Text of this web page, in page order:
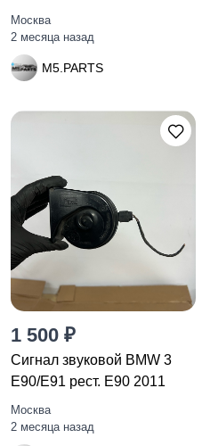
Москва
2 месяца назад
M5.PARTS
1 500 ₽
Сигнал звуковой BMW 3
E90/E91 рест. E90 2011
Москва
2 месяца назад